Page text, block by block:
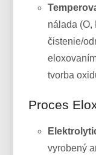
nálada (O,
čistenie/
tvorba
Proces
vyrobený